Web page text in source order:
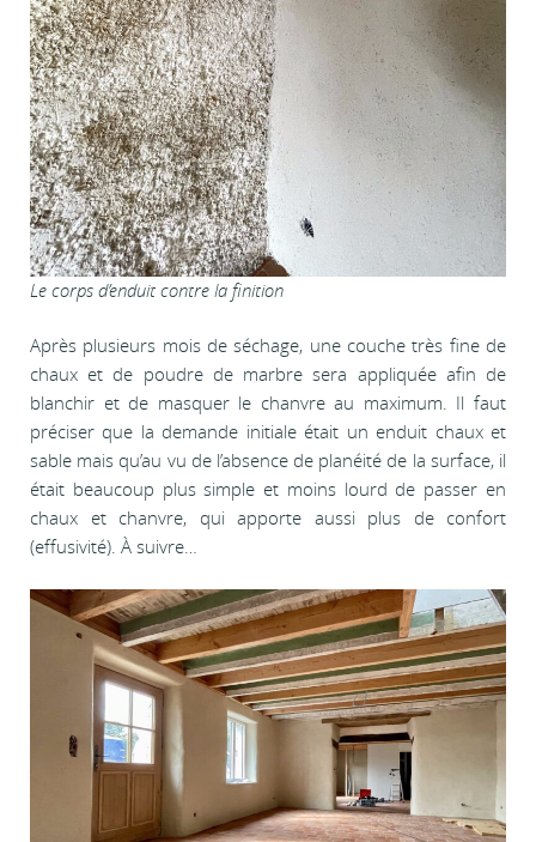
Le corps d’enduit contre la finition
Après plusieurs mois de séchage, une couche très fine de
chaux et de poudre de marbre sera appliquée afin de
blanchir et de masquer le chanvre au maximum. Il faut
préciser que la demande initiale était un enduit chaux et
sable mais qu’au vu de l’absence de planéité de la surface, il
était beaucoup plus simple et moins lourd de passer en
chaux et chanvre, qui apporte aussi plus de confort
(effusivité). À suivre…